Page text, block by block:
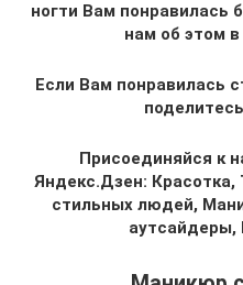
ногти Вам понравилась
нам об этом
Если Вам понравилась
Присоединяйся к
Яндекс.Дзен:
стильных людей,
аутсайдеры,